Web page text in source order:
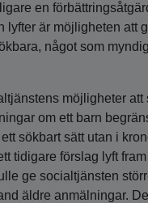
en
lyfter är möjligheten att
något som
möjligheter att
om ett barn
sökbart sätt utan i
tidigare förslag lyft
ge socialtjänsten
äldre anmälningar.